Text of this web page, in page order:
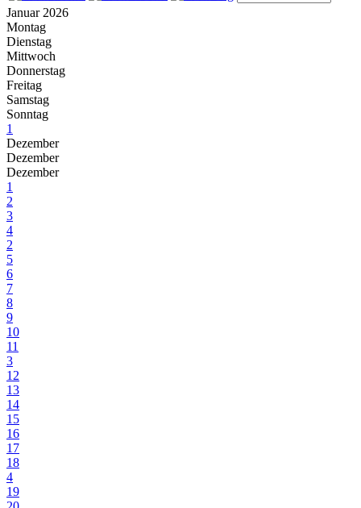
Januar 2026
Montag
Dienstag
Mittwoch
Donnerstag
Freitag
Samstag
Sonntag
1
Dezember
Dezember
Dezember
1
2
3
4
2
5
6
7
8
9
10
11
3
12
13
14
15
16
17
18
4
19